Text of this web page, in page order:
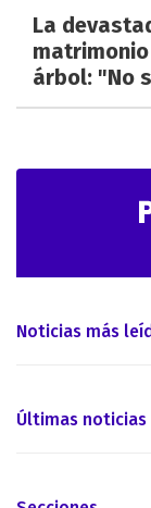
La
árbol: "No
Noticias más
Últimas noticias